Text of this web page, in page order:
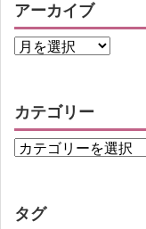
アーカイブ
カテゴリー
タグ